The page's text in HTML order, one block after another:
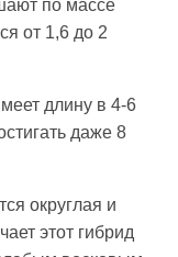
по массе
от 1,6 до 2
длину в 4-6
даже 8
округлая и
этот гибрид